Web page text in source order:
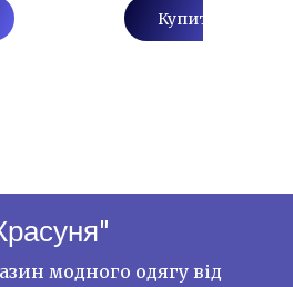
Купити
модного одягу від